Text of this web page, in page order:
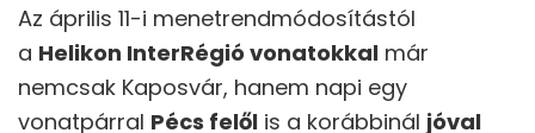
Az április 11-i menetrendmódosítástól
a Helikon InterRégió vonatokkal már
nemcsak Kaposvár, hanem napi egy
vonatpárral Pécs felől is a korábbinál jóval